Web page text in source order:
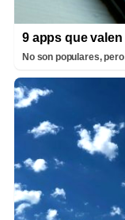
9 apps que
No son populares,